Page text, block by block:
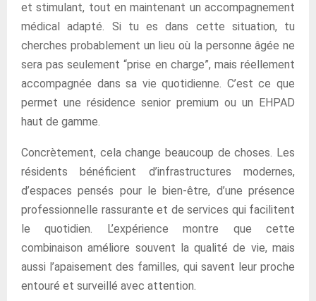
et stimulant, tout en maintenant un accompagnement
médical adapté. Si tu es dans cette situation, tu
cherches probablement un lieu où la personne âgée ne
sera pas seulement “prise en charge”, mais réellement
accompagnée dans sa vie quotidienne. C’est ce que
permet une résidence senior premium ou un EHPAD
haut de gamme.
Concrètement, cela change beaucoup de choses. Les
résidents bénéficient d’infrastructures modernes,
d’espaces pensés pour le bien-être, d’une présence
professionnelle rassurante et de services qui facilitent
le quotidien. L’expérience montre que cette
combinaison améliore souvent la qualité de vie, mais
aussi l’apaisement des familles, qui savent leur proche
entouré et surveillé avec attention.